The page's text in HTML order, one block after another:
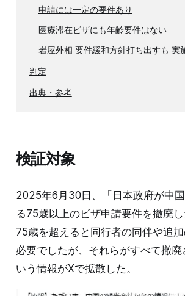
申請には一定の要件あり
医療滞在ビザにも年齢要件はない
岩屋外相 要件緩和方針打ち出すも 実
判定
出典・参考
検証対象
2025年6月30日、「日本政府が中
る75歳以上のビザ申請要件を撤廃し
75歳を超えると同行者の同伴や追
必要でしたが、それらがすべて撤廃
いう情報がXで拡散した。